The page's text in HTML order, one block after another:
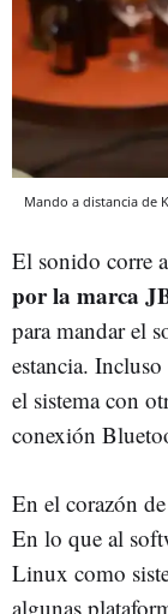
Mando a distancia de
El sonido corre
por la marca
para mandar el
estancia.
el sistema con
conexión
En el corazón
En lo que al
Linux como
algunas